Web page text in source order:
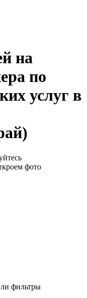
на
по
услуг в
фото
фильтры